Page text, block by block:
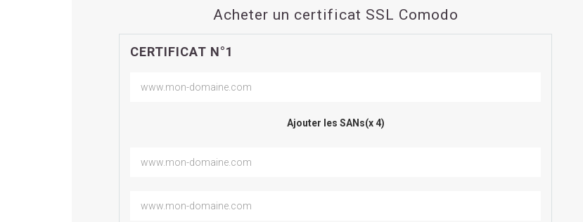
Acheter un certificat SSL Comodo
CERTIFICAT N°1
Ajouter les SANs(x 4)